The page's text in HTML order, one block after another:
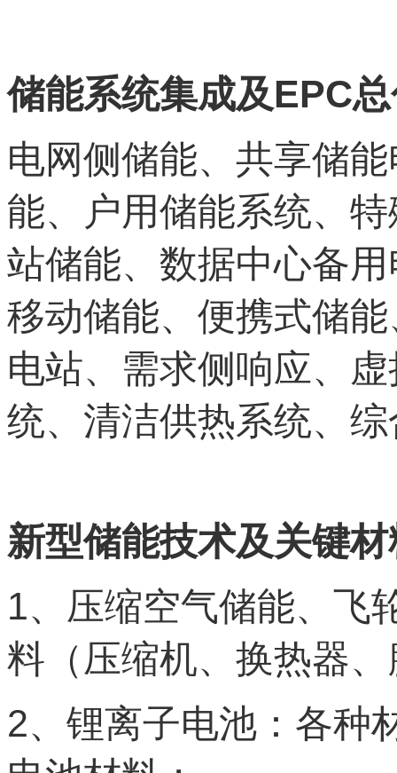
储能系统集成及EPC
电网侧储能、共享储
能、户用储能系统、
站储能、数据中心备
移动储能、便携式储
电站、需求侧响应、
统、清洁供热系统、
新型储能技术及关键材
1、压缩空气储能、飞
料（压缩机、换热器
2、锂离子电池：各种